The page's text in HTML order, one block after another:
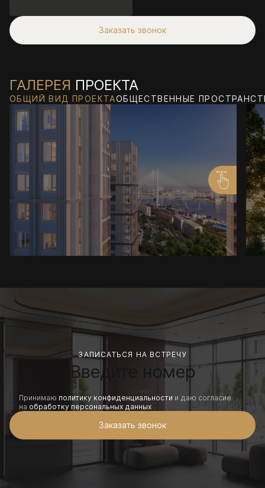
Заказать звонок
ГАЛЕРЕЯ ПРОЕКТА
ОБЩИЙ ВИД ПРОЕКТАОБЩЕСТВЕННЫЕ
ЗАПИСАТЬСЯ НА ВСТРЕЧУ
Заказать звонок
Принимаю политику конфиденциальности и даю согласие
на обработку персональных данных